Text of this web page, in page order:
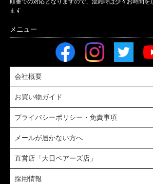
順番での対応となりますので、混雑時は少々お時間を
ます
会社概要
お買い物ガイド
プライバシーポリシー・免責事項
メールが届かない方へ
直営店「大日ベアーズ店」
採用情報